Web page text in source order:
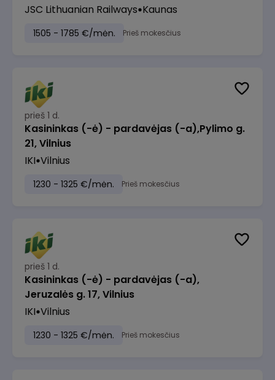
JSC Lithuanian Railways Kaunas
1505 - 1785 €/mėn. Prieš mokesčius
prieš 1 d.
Kasininkas (-ė) - pardavėjas (-a),Pylimo g.
21, Vilnius
IKI Vilnius
1230 - 1325 €/mėn. Prieš mokesčius
prieš 1 d.
Kasininkas (-ė) - pardavėjas (-a),
Jeruzalės g. 17, Vilnius
IKI Vilnius
1230 - 1325 €/mėn. Prieš mokesčius